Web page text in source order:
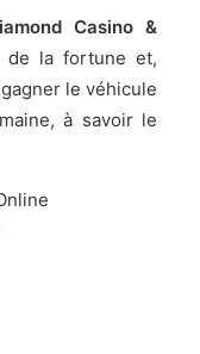
Casino &
de la fortune et,
le véhicule
à savoir le